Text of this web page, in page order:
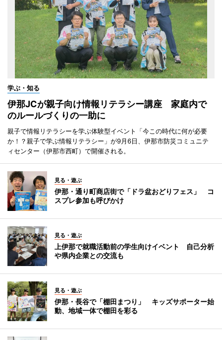
学ぶ・知る
伊那JCが親子向け情報リテラシー講座 家庭内で
のルールづくりの一助に
親子で情報リテラシーを学ぶ体験型イベント「今この時代に何が必要
か！？親子で学ぶ情報リテラシー」が9月6日、伊那市防災コミュニテ
ィセンター（伊那市西町）で開催される。
見る・遊ぶ
伊那・通り町商店街で「ドラ盆おどりフェス」 コ
スプレ参加も呼びかけ
見る・遊ぶ
上伊那で就職活動前の学生向けイベント 自己分析
や県内企業との交流も
見る・遊ぶ
伊那・長谷で「棚田まつり」 キッズサポーター始
動、地域一体で棚田を彩る